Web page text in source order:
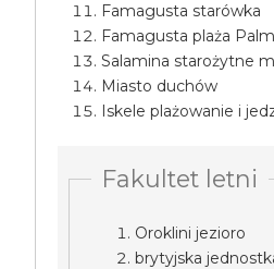
Famagusta starówka
Famagusta plaża
Salamina starożytne
Miasto duchów
Iskele plażowanie i
Fakultet letni
Oroklini jezioro
brytyjska